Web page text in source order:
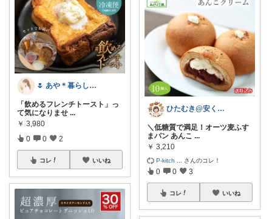
🌷 あや＊暮らしとギフト
「飲めるフレンチトースト」っ
て気になりませ ...
￥ 3,980
0 0 2
コレ いいね
ひたむき@安くラクする限界ごはん
＼低糖質で満足！オーツ麦ふす
まパン あんこ ...
￥ 3,210
P-kitch さんのコレ！
0 0 3
コレ いいね